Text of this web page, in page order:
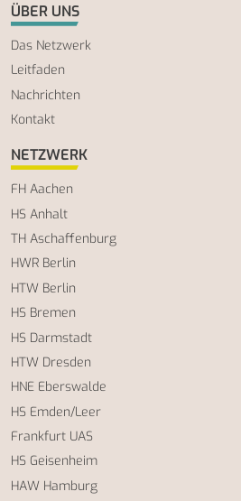
ÜBER UNS
Das Netzwerk
Leitfaden
Nachrichten
Kontakt
NETZWERK
FH Aachen
HS Anhalt
TH Aschaffenburg
HWR Berlin
HTW Berlin
HS Bremen
HS Darmstadt
HTW Dresden
HNE Eberswalde
HS Emden/Leer
Frankfurt UAS
HS Geisenheim
HAW Hamburg